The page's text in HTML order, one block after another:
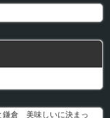
鎌倉 美味しいに決まっ